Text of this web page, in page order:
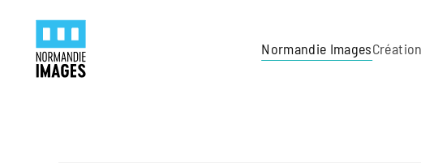
Skip to main content
Normandie Images